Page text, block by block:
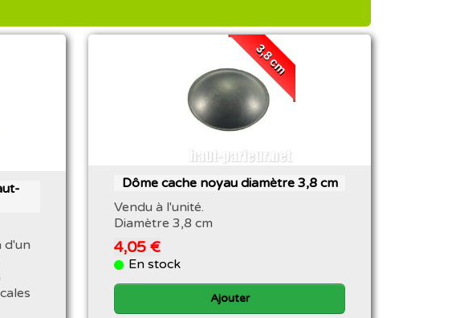
d'un
3,8 cm
Dôme cache noyau diamètre 3,8 cm
Vendu à l'unité.
Diamètre 3,8 cm
4,05 €
En stock
Ajouter